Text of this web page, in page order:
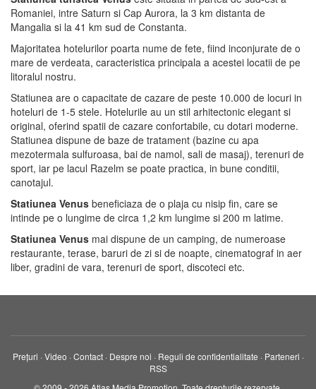
Romaniei, intre Saturn si Cap Aurora, la 3 km distanta de
Mangalia si la 41 km sud de Constanta.
Majoritatea hotelurilor poarta nume de fete, fiind inconjurate de o
mare de verdeata, caracteristica principala a acestei locatii de pe
litoralul nostru.
Statiunea are o capacitate de cazare de peste 10.000 de locuri in
hoteluri de 1-5 stele. Hotelurile au un stil arhitectonic elegant si
original, oferind spatii de cazare confortabile, cu dotari moderne.
Statiunea dispune de baze de tratament (bazine cu apa
mezotermala sulfuroasa, bai de namol, sali de masaj), terenuri de
sport, iar pe lacul Razelm se poate practica, in bune conditii,
canotajul.
Statiunea Venus beneficiaza de o plaja cu nisip fin, care se
intinde pe o lungime de circa 1,2 km lungime si 200 m latime.
Statiunea Venus mai dispune de un camping, de numeroase
restaurante, terase, baruri de zi si de noapte, cinematograf in aer
liber, gradini de vara, terenuri de sport, discoteci etc.
Prețuri ·Video ·Contact· Despre noi · Reguli de confidentialitate · Parteneri ·
RSS